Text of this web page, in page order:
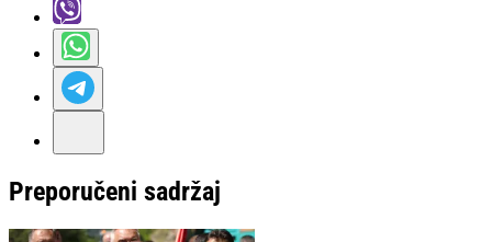
Preporučeni sadržaj